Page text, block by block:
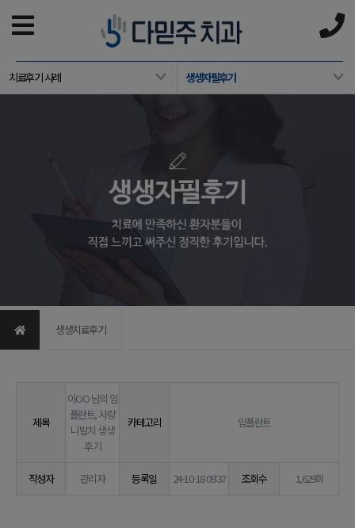
치료후기 사례 생생자필후기
생생치료후기
제목
이OO 님의 임
플란트, 사랑
니발치 생생
후기
카테고리 임플란트
작성자 관리자 등록일 24-10-18 09:37 조회수 1,629회